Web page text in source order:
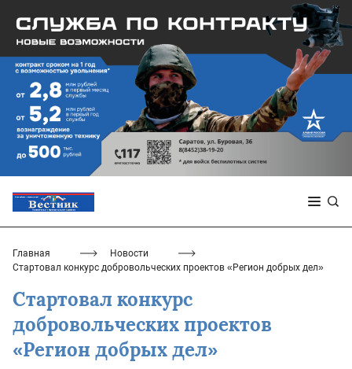
Главная
Новости
Стартовал конкурс добровольческих проектов «Регион добрых дел»
Стартовал конкурс
добровольческих проектов
«Регион добрых дел»